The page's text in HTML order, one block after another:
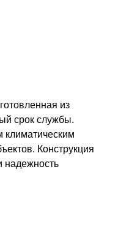
из
срок службы.
климатическим
Конструкция
надежность